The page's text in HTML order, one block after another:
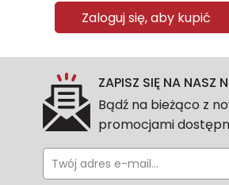
Zaloguj się, aby kupić
ZAPISZ SIĘ NA NASZ
Bądź na bieżąco z
promocjami